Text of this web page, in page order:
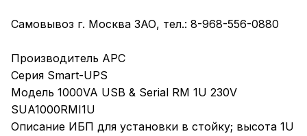
Самовывоз г. Москва ЗАО, тел.: 8-968-556-0880
Производитель APC
Серия Smart-UPS
Модель 1000VA USB & Serial RM 1U 230V
SUA1000RMI1U
Описание ИБП для установки в стойку; высота 1U